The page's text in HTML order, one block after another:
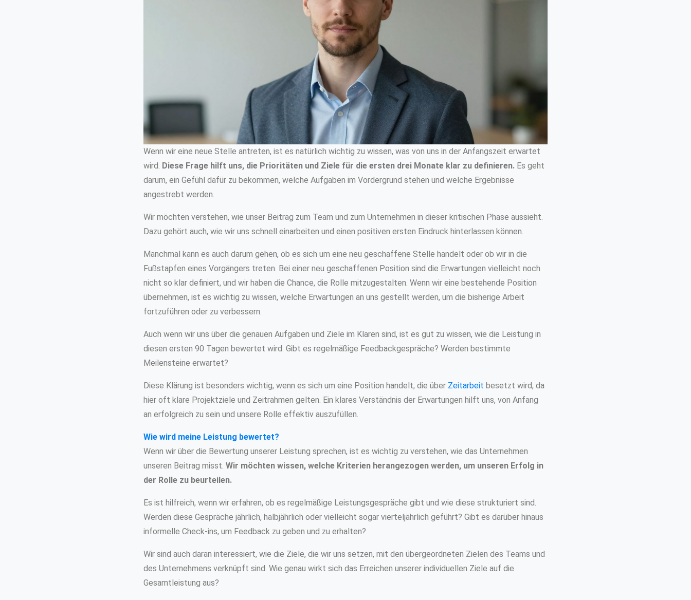
Wenn wir eine neue Stelle antreten, ist es natürlich wichtig zu wissen, was von uns in der Anfangszeit erwartet
wird. Diese Frage hilft uns, die Prioritäten und Ziele für die ersten drei Monate klar zu definieren.Es geht
darum, ein Gefühl dafür zu bekommen, welche Aufgaben im Vordergrund stehen und welche Ergebnisse
angestrebt werden.
Wir möchten verstehen, wie unser Beitrag zum Team und zum Unternehmen in dieser kritischen Phase aussieht.
Dazu gehört auch, wie wir uns schnell einarbeiten und einen positiven ersten Eindruck hinterlassen können.
Manchmal kann es auch darum gehen, ob es sich um eine neu geschaffene Stelle handelt oder ob wir in die
Fußstapfen eines Vorgängers treten. Bei einer neu geschaffenen Position sind die Erwartungen vielleicht noch
nicht so klar definiert, und wir haben die Chance, die Rolle mitzugestalten. Wenn wir eine bestehende Position
übernehmen, ist es wichtig zu wissen, welche Erwartungen an uns gestellt werden, um die bisherige Arbeit
fortzuführen oder zu verbessern.
Auch wenn wir uns über die genauen Aufgaben und Ziele im Klaren sind, ist es gut zu wissen, wie die Leistung in
diesen ersten 90 Tagen bewertet wird. Gibt es regelmäßige Feedbackgespräche? Werden bestimmte
Meilensteine erwartet?
Diese Klärung ist besonders wichtig, wenn es sich um eine Position handelt, die über Zeitarbeit besetzt wird, da
hier oft klare Projektziele und Zeitrahmen gelten. Ein klares Verständnis der Erwartungen hilft uns, von Anfang
an erfolgreich zu sein und unsere Rolle effektiv auszufüllen.
Wie wird meine Leistung bewertet?
Wenn wir über die Bewertung unserer Leistung sprechen, ist es wichtig zu verstehen, wie das Unternehmen
unseren Beitrag misst. Wir möchten wissen, welche Kriterien herangezogen werden, um unseren Erfolg in
der Rolle zu beurteilen.
Es ist hilfreich, wenn wir erfahren, ob es regelmäßige Leistungsgespräche gibt und wie diese strukturiert sind.
Werden diese Gespräche jährlich, halbjährlich oder vielleicht sogar vierteljährlich geführt? Gibt es darüber hinaus
informelle Check-ins, um Feedback zu geben und zu erhalten?
Wir sind auch daran interessiert, wie die Ziele, die wir uns setzen, mit den übergeordneten Zielen des Teams und
des Unternehmens verknüpft sind. Wie genau wirkt sich das Erreichen unserer individuellen Ziele auf die
Gesamtleistung aus?